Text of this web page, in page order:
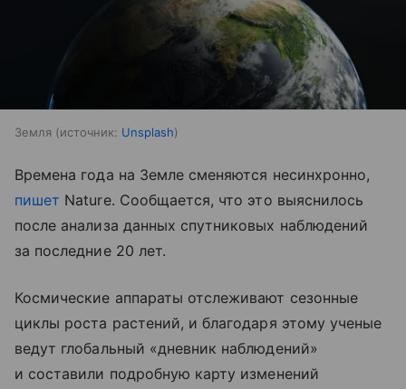
Земля источник: Unsplash
Времена года на Земле сменяются несинхронно,
пишет Nature. Сообщается, что это выяснилось
после анализа данных спутниковых наблюдений
за последние 20 лет.
Космические аппараты отслеживают сезонные
циклы роста растений, и благодаря этому ученые
ведут глобальный «дневник наблюдений»
и составили подробную карту изменений